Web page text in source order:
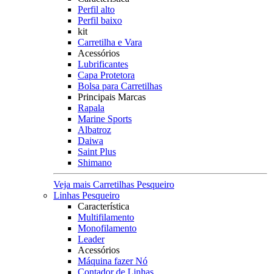
Perfil alto
Perfil baixo
kit
Carretilha e Vara
Acessórios
Lubrificantes
Capa Protetora
Bolsa para Carretilhas
Principais Marcas
Rapala
Marine Sports
Albatroz
Daiwa
Saint Plus
Shimano
Veja mais Carretilhas Pesqueiro
Linhas Pesqueiro
Característica
Multifilamento
Monofilamento
Leader
Acessórios
Máquina fazer Nó
Contador de Linhas